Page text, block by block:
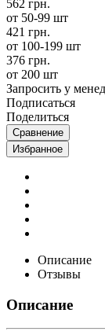
562 грн.
от 50-99 шт
421 грн.
от 100-199 шт
376 грн.
от 200 шт
Запросить у
Подписаться
Поделиться
Сравнение
Избранное
Описание
Отзывы
Описание